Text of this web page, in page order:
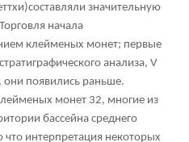
значительную
начала
клейменых монет; первые
анализа, V
появились раньше.
монет 32, многие из
бассейна среднего
что интерпретация некоторых